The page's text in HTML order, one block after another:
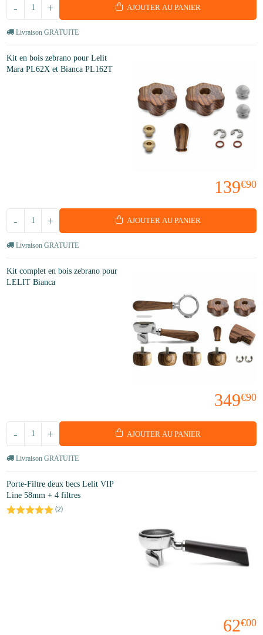
+
- AJOUTER AU PANIER
Livraison GRATUITE
Kit en bois zebrano pour Lelit
Mara PL62X et Bianca PL162T
139€90
+
- AJOUTER AU PANIER
Livraison GRATUITE
Kit complet en bois zebrano pour
LELIT Bianca
349€90
+
- AJOUTER AU PANIER
Livraison GRATUITE
Porte-Filtre deux becs Lelit VIP
Line 58mm + 4 filtres
(2)
62€00